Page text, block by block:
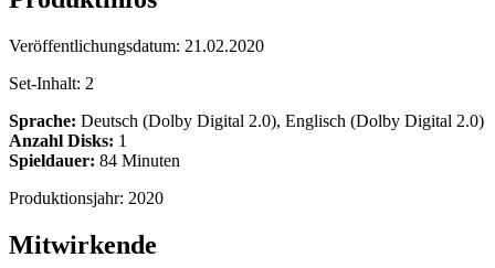
Veröffentlichungsdatum: 21.02.2020
Set-Inhalt: 2
Sprache: Deutsch (Dolby Digital 2.0), Englisch (Dolby Digital 2.0)
Anzahl Disks: 1
Spieldauer: 84 Minuten
Produktionsjahr: 2020
Mitwirkende